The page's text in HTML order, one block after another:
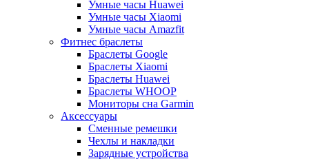
Умные часы Huawei
Умные часы Xiaomi
Умные часы Amazfit
Фитнес браслеты
Браслеты Google
Браслеты Xiaomi
Браслеты Huawei
Браслеты WHOOP
Мониторы сна Garmin
Аксессуары
Сменные ремешки
Чехлы и накладки
Зарядные устройства